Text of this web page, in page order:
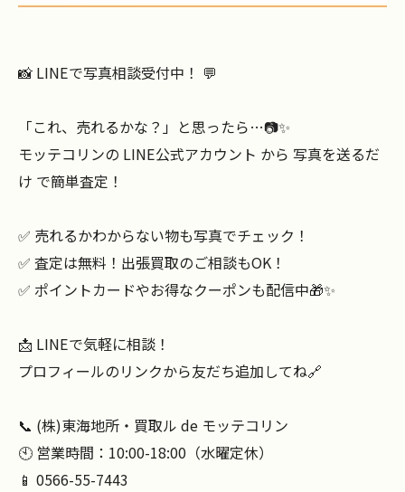
📸 LINEで写真相談受付中！ 💬
「これ、売れるかな？」と思ったら…📷✨
モッテコリンの LINE公式アカウント から 写真を送るだ
け で簡単査定！
✅ 売れるかわからない物も写真でチェック！
✅ 査定は無料！出張買取のご相談もOK！
✅ ポイントカードやお得なクーポンも配信中🎁✨
📩 LINEで気軽に相談！
プロフィールのリンクから友だち追加してね🔗
📞 (株)東海地所・買取ル de モッテコリン
🕙 営業時間：10:00-18:00（水曜定休）
📱 0566-55-7443